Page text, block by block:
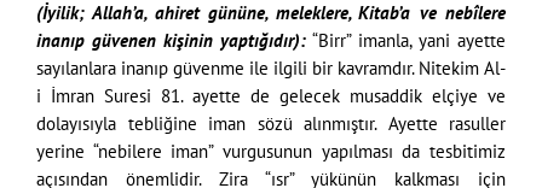
(İyilik; Allah’a, ahiret gününe, meleklere, Kitab’a ve nebîlere
inanıp güvenen kişinin yaptığıdır):“Birr” imanla, yani ayette
sayılanlara inanıp güvenme ile ilgili bir kavramdır. Nitekim Al-
i İmran Suresi 81. ayette de gelecek musaddik elçiye ve
dolayısıyla tebliğine iman sözü alınmıştır. Ayette rasuller
yerine “nebilere iman” vurgusunun yapılması da tesbitimiz
açısından önemlidir. Zira “ısr” yükünün kalkması için